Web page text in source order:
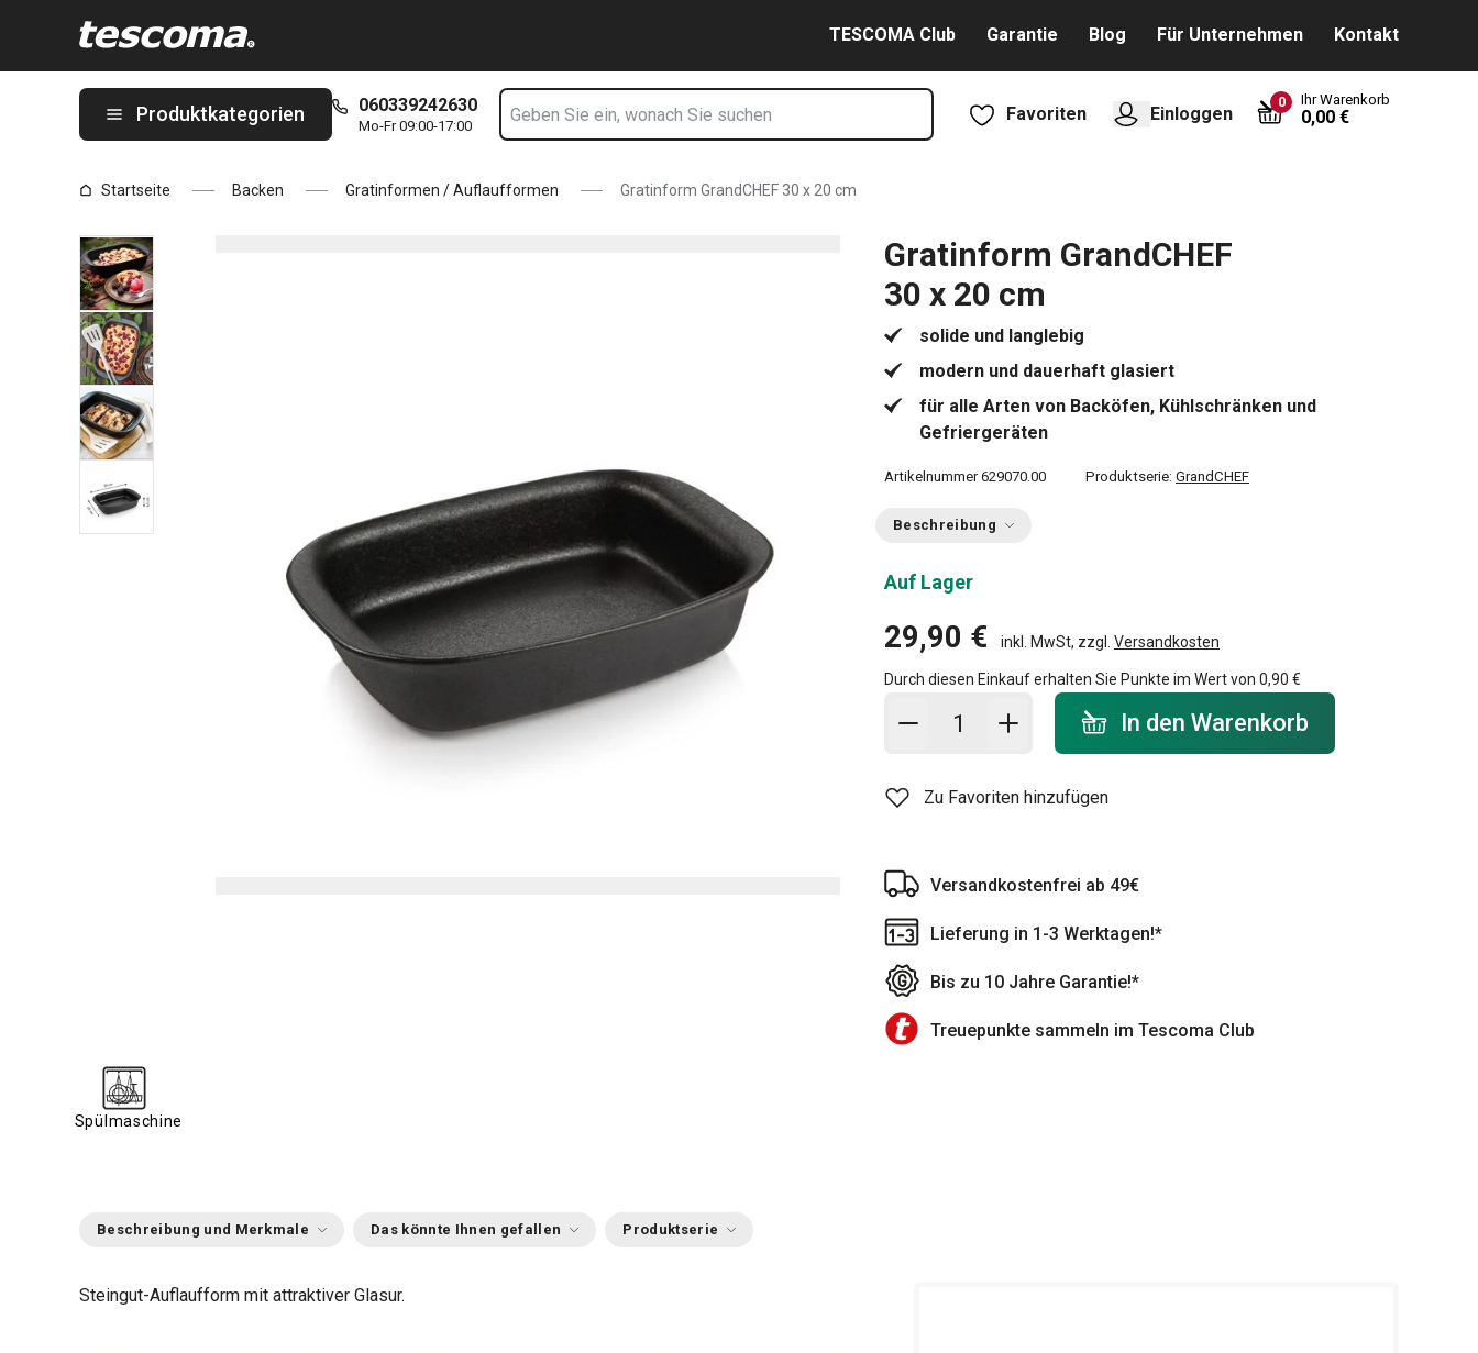
TESCOMA Club Garantie Blog Für Unternehmen Kontakt
Produktkategorien 060339242630
Mo-Fr 09:00-17:00
Favoriten Einloggen
0 Ihr Warenkorb
0,00 €
Startseite Backen Gratinformen / Auflaufformen Gratinform GrandCHEF 30 x 20 cm
Gratinform GrandCHEF
30 x 20 cm
solide und langlebig
modern und dauerhaft glasiert
für alle Arten von Backöfen, Kühlschränken und
Gefriergeräten
Artikelnummer 629070.00 Produktserie: GrandCHEF
Beschreibung
Auf Lager
29,90 € inkl. MwSt, zzgl. Versandkosten
Durch diesen Einkauf erhalten Sie Punkte im Wert von 0,90 €
In den Warenkorb - Menge
In den Warenkorb
Zu Favoriten hinzufügen
Versandkostenfrei ab 49€
Lieferung in 1-3 Werktagen!*
Bis zu 10 Jahre Garantie!*
Treuepunkte sammeln im Tescoma Club
Spülmaschine
Beschreibung und Merkmale Das könnte Ihnen gefallen Produktserie
Steingut-Auflaufform mit attraktiver Glasur.